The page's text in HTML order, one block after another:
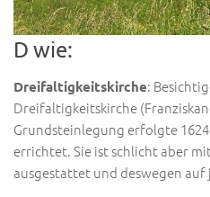
D wie:
Dreifaltigkeitskirche:
Dreifaltigkeitskirche
Grundsteinlegung erfolgte
errichtet. Sie ist schlicht aber
ausgestattet und deswegen auf